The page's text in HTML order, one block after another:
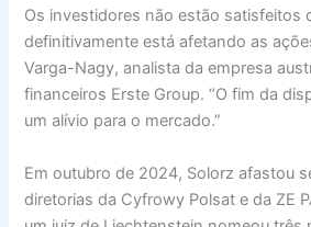
Os investidores não estão satisfeitos
definitivamente está afetando as
Varga-Nagy, analista da empresa
financeiros Erste Group. “O fim da
um alívio para o mercado.”
Em outubro de 2024, Solorz afastou
diretorias da Cyfrowy Polsat e da ZE